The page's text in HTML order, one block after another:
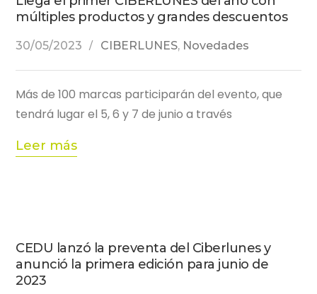
múltiples productos y grandes descuentos
30/05/2023 CIBERLUNES, Novedades
Más de 100 marcas participarán del evento, que
tendrá lugar el 5, 6 y 7 de junio a través
Leer más
CEDU lanzó la preventa del Ciberlunes y
anunció la primera edición para junio de
2023